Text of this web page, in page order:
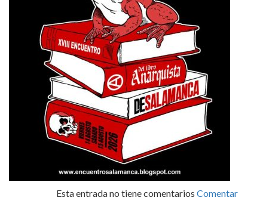
Esta entrada no tiene comentarios Comentar